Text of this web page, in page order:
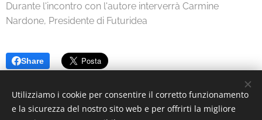
Durante l'incontro con l'autore interverrà Carmine
Nardone, Presidente di Futuridea
Share
Utilizziamo i cookie per consentire il corretto funzionamento
e la sicurezza del nostro sito web e per offrirti la migliore